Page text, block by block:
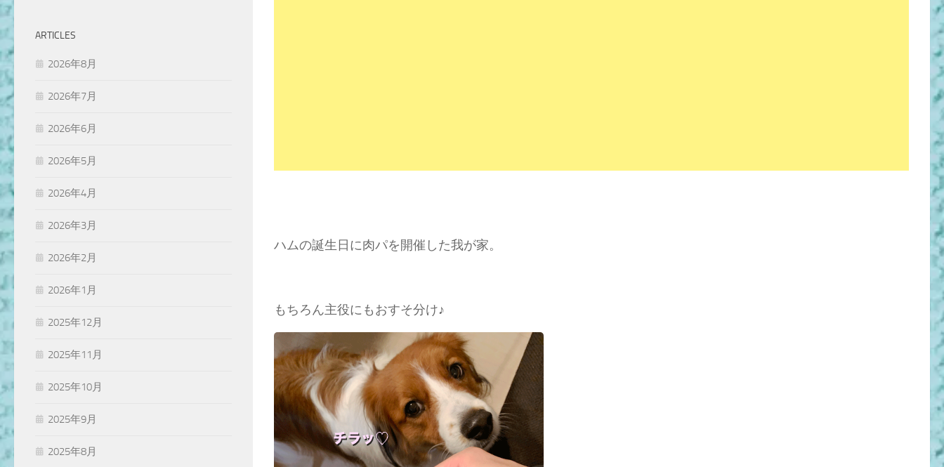
ハムの誕生日に肉パを開催した我が家。
もちろん主役にもおすそ分け♪
ARTICLES
2026年8月
2026年7月
2026年6月
2026年5月
2026年4月
2026年3月
2026年2月
2026年1月
2025年12月
2025年11月
2025年10月
2025年9月
2025年8月